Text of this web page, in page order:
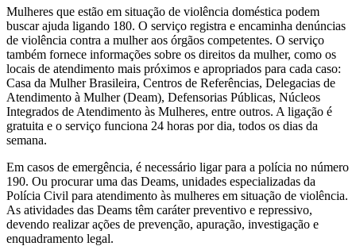
Mulheres que estão em situação de violência doméstica podem
buscar ajuda ligando 180. O serviço registra e encaminha denúncias
de violência contra a mulher aos órgãos competentes. O serviço
também fornece informações sobre os direitos da mulher, como os
locais de atendimento mais próximos e apropriados para cada caso:
Casa da Mulher Brasileira, Centros de Referências, Delegacias de
Atendimento à Mulher (Deam), Defensorias Públicas, Núcleos
Integrados de Atendimento às Mulheres, entre outros. A ligação é
gratuita e o serviço funciona 24 horas por dia, todos os dias da
semana.
Em casos de emergência, é necessário ligar para a polícia no número
190. Ou procurar uma das Deams, unidades especializadas da
Polícia Civil para atendimento às mulheres em situação de violência.
As atividades das Deams têm caráter preventivo e repressivo,
devendo realizar ações de prevenção, apuração, investigação e
enquadramento legal.